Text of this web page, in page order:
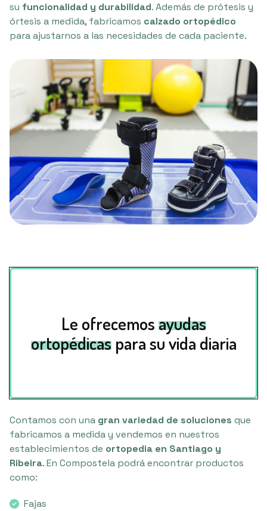
su funcionalidad y durabilidad. Además de prótesis y
órtesis a medida, fabricamos calzado ortopédico
para ajustarnos a las necesidades de cada paciente.
Le ofrecemosayudas
ortopédicaspara su vida diaria
Contamos con una gran variedad de soluciones que
fabricamos a medida y vendemos en nuestros
establecimientos de ortopedia en Santiago y
Ribeira. En Compostela podrá encontrar productos
como:
Fajas